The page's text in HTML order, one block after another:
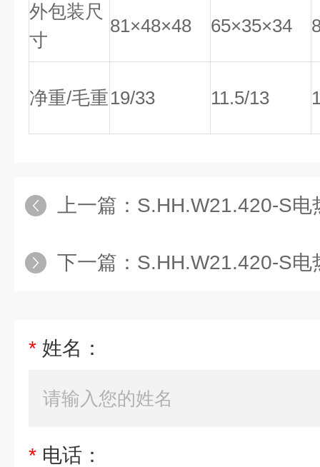
外包装尺
寸
81×48×48 65×35×34
净重/毛重19/33 11.5/13
上一篇： S.HH.W21.420-S电热恒
下一篇： S.HH.W21.420-S电热恒温
* 姓名：
* 电话：